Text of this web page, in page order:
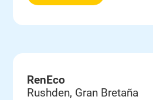
RenEco
Rushden, Gran Bretaña